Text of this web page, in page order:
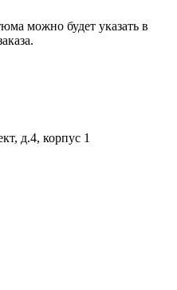
можно будет указать в
д.4, корпус 1